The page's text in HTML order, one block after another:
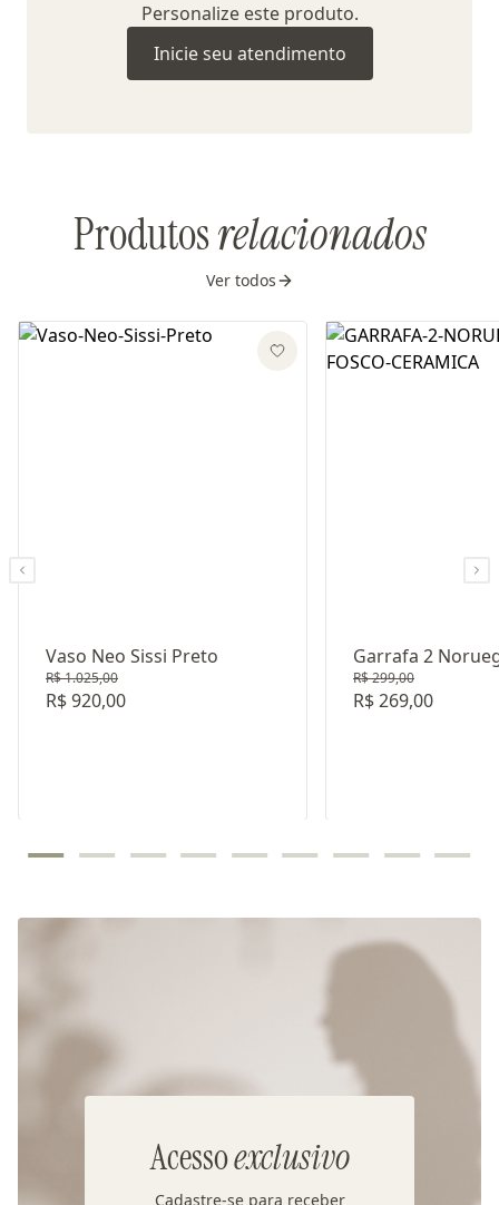
Personalize este produto.
Inicie seu atendimento
Produtosrelacionados
Ver todos
Vaso Neo Sissi Preto
R$ 1.025,00
R$ 920,00
Garrafa 2
Fosco Ceramica
R$ 299,00
R$ 269,00
Acessoexclusivo
Cadastre-se para receber